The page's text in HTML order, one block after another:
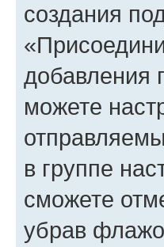
создания
добавления
можете
в группе
сможете
убрав